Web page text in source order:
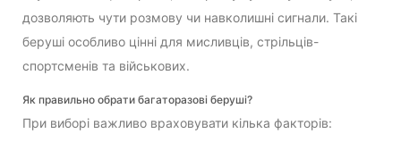
дозволяють чути розмову чи навколишні сигнали. Такі
беруші особливо цінні для мисливців, стрільців-
спортсменів та військових.
Як правильно обрати багаторазові беруші?
При виборі важливо враховувати кілька факторів: